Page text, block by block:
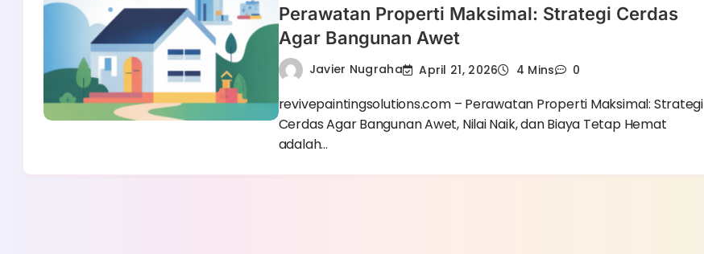
Perawatan Properti Maksimal: Strategi Cerdas
Agar Bangunan Awet
Javier Nugraha April 21, 2026 4 Mins 0
revivepaintingsolutions.com – Perawatan Properti Maksimal: Strategi
Cerdas Agar Bangunan Awet, Nilai Naik, dan Biaya Tetap Hemat
adalah…